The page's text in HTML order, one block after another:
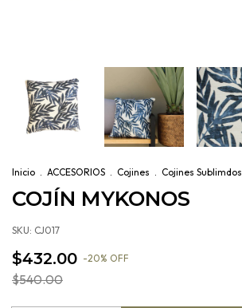
Inicio . ACCESORIOS . Cojines . Cojines Sublimdos
COJÍN MYKONOS
SKU: CJ017
$432.00 -20% OFF
$540.00